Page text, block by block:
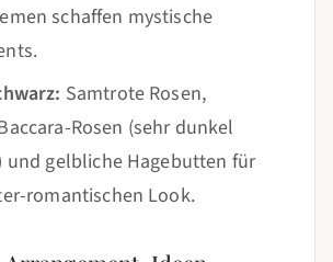
schaffen mystische
Samtrote Rosen,
Rosen (sehr dunkel
gelbliche Hagebutten für
romantischen Look.